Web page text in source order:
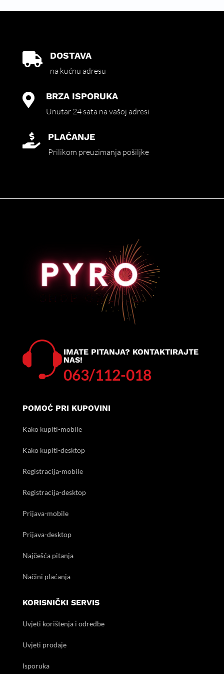
 DOSTAVA
na kućnu adresu
 BRZA ISPORUKA
Unutar 24 sata na vašoj adresi
 PLAĆANJE
Prilikom preuzimanja pošiljke
IMATE PITANJA? KONTAKTIRAJTE
NAS!
063/112-018
POMOĆ PRI KUPOVINI
Kako kupiti-mobile
Kako kupiti-desktop
Registracija-mobile
Registracija-desktop
Prijava-mobile
Prijava-desktop
Najčešća pitanja
Načini plaćanja
KORISNIČKI SERVIS
Uvjeti korištenja i odredbe
Uvjeti prodaje
Isporuka